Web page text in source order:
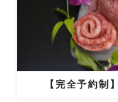
【完全予約制